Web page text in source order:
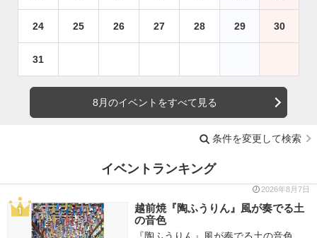
24 25 26 27 28 29 30
31
8月のイベントをすべて見る
条件を変更して検索
イベントランキング
2026年8月7日
越前焼『陶ふうりん』風が奏でる土
の音色